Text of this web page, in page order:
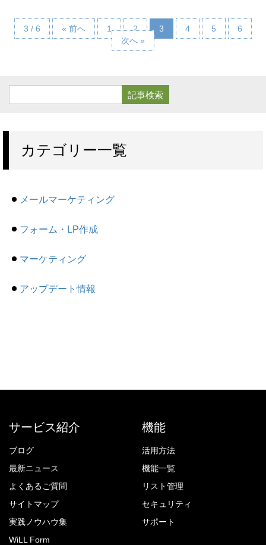
3 / 6 « 前へ 1 2 3 4 5
6
次へ »
カテゴリー一覧
メールマーケティング
フォーム・LP作成
マーケティング
アップデート情報
サービス紹介
ブログ
最新ニュース
よくあるご質問
サイトマップ
実践ノウハウ集
WiLL Form
機能
活用方法
機能一覧
リスト管理
セキュリティ
サポート